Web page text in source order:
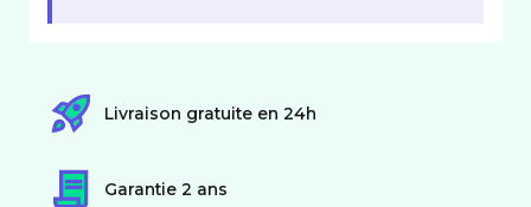
Livraison gratuite en 24h
Garantie 2 ans